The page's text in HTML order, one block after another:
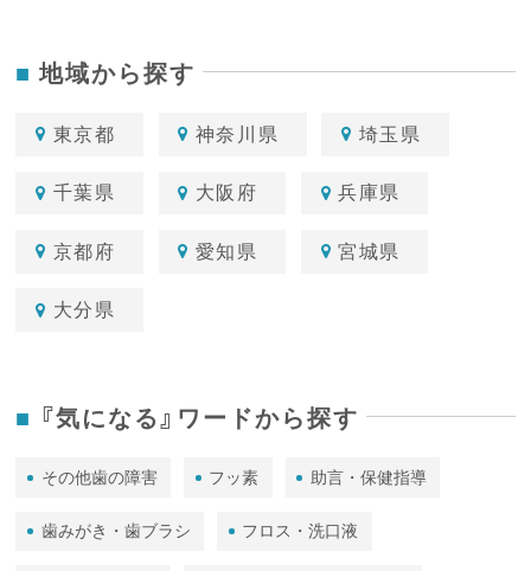
地域から探す
東京都 神奈川県 埼玉県
千葉県 大阪府 兵庫県
京都府 愛知県 宮城県
大分県
『気になる』ワードから探す
その他歯の障害 フッ素 助言・保健指導
歯みがき・歯ブラシ フロス・洗口液